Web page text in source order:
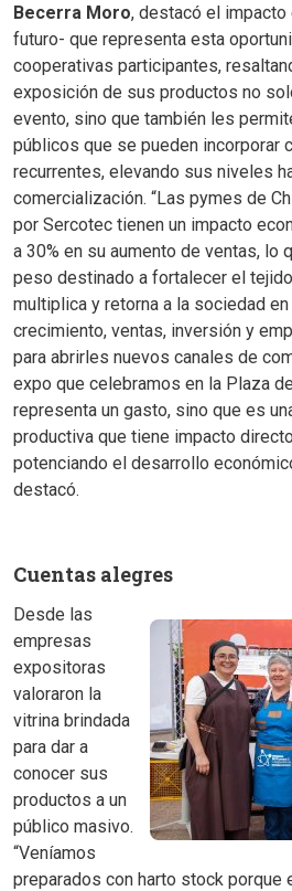
Becerra Moro, destacó el
futuro- que representa esta
cooperativas participantes,
exposición de sus productos no
evento, sino que también les
públicos que se pueden incorporar
recurrentes, elevando sus niveles
comercialización. “Las pymes de
por Sercotec tienen un impacto
a 30% en su aumento de ventas, lo
peso destinado a fortalecer el
multiplica y retorna a la sociedad
crecimiento, ventas, inversión y
para abrirles nuevos canales de
expo que celebramos en la Plaza
representa un gasto, sino que es
productiva que tiene impacto
potenciando el desarrollo
destacó.
Cuentas alegres
Desde las
empresas
expositoras
valoraron la
vitrina brindada
para dar a
conocer sus
productos a un
público masivo.
“Veníamos
preparados con harto stock porque